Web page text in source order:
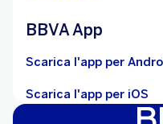
BBVA App
Scarica l'app per
Scarica l'app per iOS